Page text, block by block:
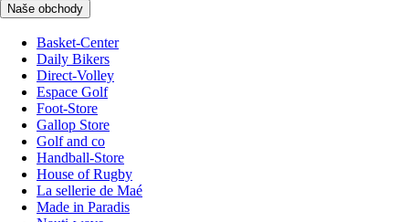
Naše obchody
Basket-Center
Daily Bikers
Direct-Volley
Espace Golf
Foot-Store
Gallop Store
Golf and co
Handball-Store
House of Rugby
La sellerie de Maé
Made in Paradis